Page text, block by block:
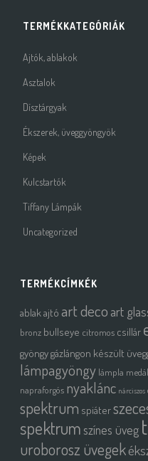
TERMÉKKATEGÓRIÁK
Ajtók, ablakok
Asztalok
Dísztárgyak
Ékszerek, üveggyöngyök
Képek
Kulcstartók
Tiffany Lámpák
Uncategorized
TERMÉKCÍMKÉK
ablakajtó art deco art
bronz bullseye citromos csillár
gyöngygázlángon készült
lámpagyöngy lámpla medál
napraforgós nyaklánc nárciszos
spektrum spiáter
spektrumszínes üveg
uroborosz üvegek